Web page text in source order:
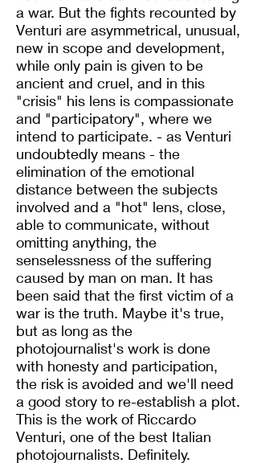
a war. But the fights recounted by
Venturi are asymmetrical, unusual,
new in scope and development,
while only pain is given to be
ancient and cruel, and in this
"crisis" his lens is compassionate
and "participatory", where we
intend to participate. - as Venturi
undoubtedly means - the
elimination of the emotional
distance between the subjects
involved and a "hot" lens, close,
able to communicate, without
omitting anything, the
senselessness of the suffering
caused by man on man. It has
been said that the first victim of a
war is the truth. Maybe it's true,
but as long as the
photojournalist's work is done
with honesty and participation,
the risk is avoided and we'll need
a good story to re-establish a plot.
This is the work of Riccardo
Venturi, one of the best Italian
photojournalists. Definitely.